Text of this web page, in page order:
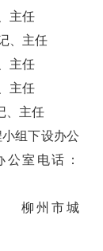
主任
、主任
主任
主任
、主任
组下设办公
室电话：
城